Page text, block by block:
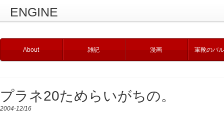
ENGINE
About 雑記 漫画 軍靴のバ
プラネ20ためらいがちの。
2004-12/16